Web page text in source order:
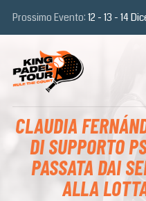
Prossimo Evento: 12 - 13 - 14
CLAUDIA
DI SUPPORTO
PASSATA DAI
ALLA